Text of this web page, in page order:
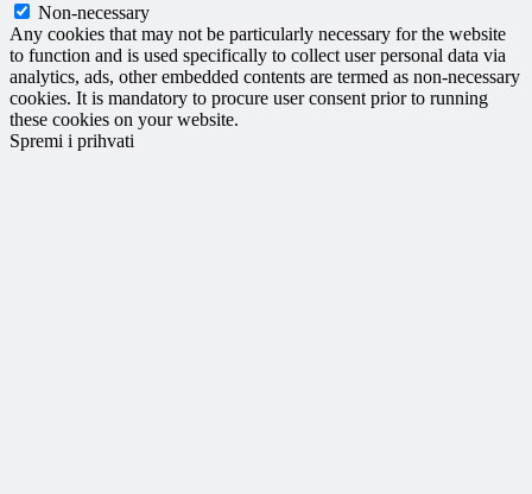
Non-necessary
Any cookies that may not be particularly necessary for the website
to function and is used specifically to collect user personal data via
analytics, ads, other embedded contents are termed as non-necessary
cookies. It is mandatory to procure user consent prior to running
these cookies on your website.
Spremi i prihvati